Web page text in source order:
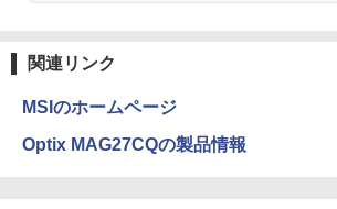
関連リンク
MSIのホームページ
Optix MAG27CQの製品情報